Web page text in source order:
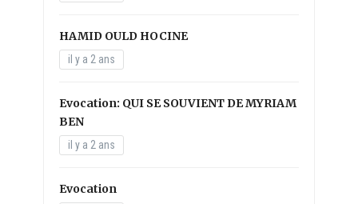
HAMID OULD HOCINE
il y a 2 ans
Evocation: QUI SE SOUVIENT DE MYRIAM
BEN
il y a 2 ans
Evocation